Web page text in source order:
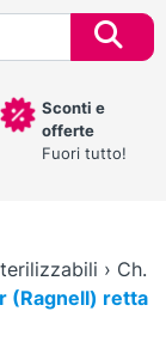
Sconti e
offerte
Fuori tutto!
› Ch.
(Ragnell) retta